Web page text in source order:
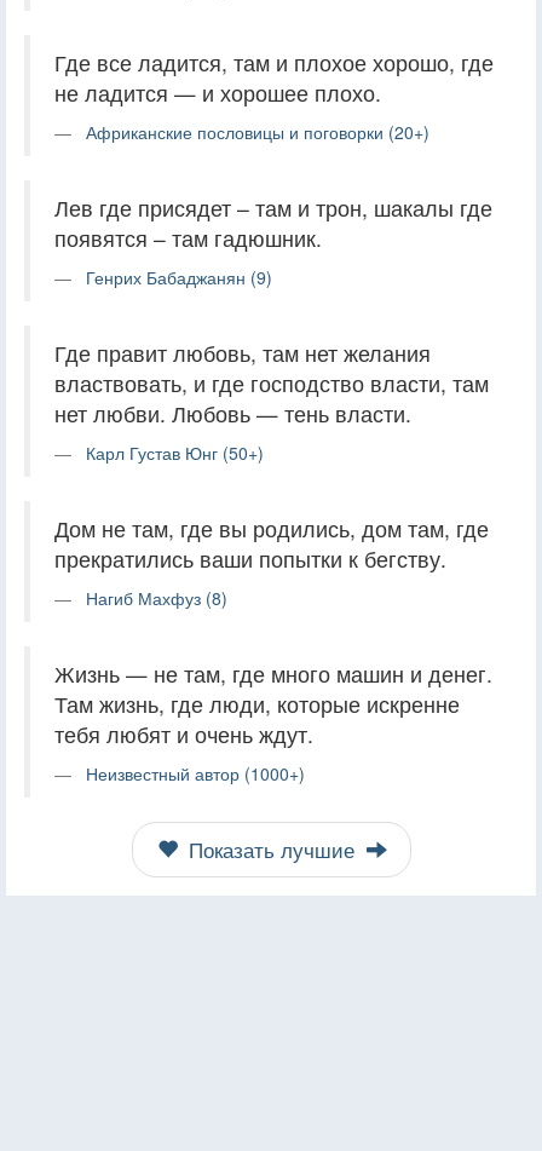
Где все ладится, там и плохое хорошо, где
не ладится — и хорошее плохо.
Африканские пословицы и поговорки (20+)
Лев где присядет – там и трон, шакалы где
появятся – там гадюшник.
Генрих Бабаджанян (9)
Где правит любовь, там нет желания
властвовать, и где господство власти, там
нет любви. Любовь — тень власти.
Карл Густав Юнг (50+)
Дом не там, где вы родились, дом там, где
прекратились ваши попытки к бегству.
Нагиб Махфуз (8)
Жизнь — не там, где много машин и денег.
Там жизнь, где люди, которые искренне
тебя любят и очень ждут.
Неизвестный автор (1000+)
Показать лучшие